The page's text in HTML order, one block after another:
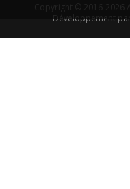
Développement par